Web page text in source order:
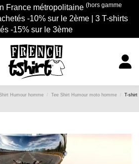
France métropolitaine (hors gamme
-10% sur le 2ème | 3 T-shirts
-15% sur le 3ème
Humour homme Tee Shirt Humour moto homme
T-shirt